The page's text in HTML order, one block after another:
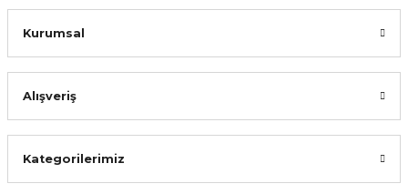
Kurumsal
Alışveriş
Kategorilerimiz